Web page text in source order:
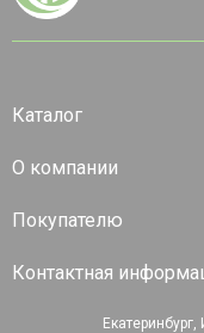
Каталог
О компании
Покупателю
Контактная